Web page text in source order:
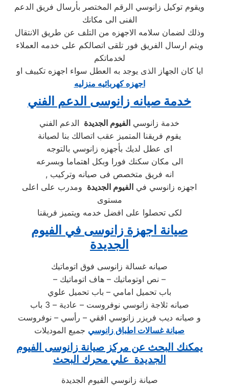
ويقوم توكيل زانوسي الرقم المختصر بأرسال فريق الدعم
الفنى الى مكانك
وذلك لضمان سلامه الاجهزه من التلف عن طريق الانتقال
ويتم ارسال الفريق فور تلقى اتصالكم على خدمه العملاء
لخدماتكم
ايا كان الجهاز الذى يوجد به العطل سواء اجهزه تكييف او
اجهزه كهربائيه منزليه
خدمة صيانه زانوسى الدعم الفني
خدمة زانوسي الفيوم الجديدة الدعم الفني
يقوم فريقنا المتميز عقب اتصالك بنا لصيانة
اى عطل لديك بأجهزه زانوسي بالتوجه
الى مكان سكنك فورا وبكل اهتماما وبسرعه
, انه فريق متخصص فى صيانه وتركيب
اجهزه زانوسي في الفيوم الجديدة ومدرب على اعلى
مستوى
لكى تحصلوا على افضل خدمه ويتميز فريقنا
صيانة اجهزة زانوسى في الفيوم
الجديدة
صيانه غسالة زانوسى فوق اتوماتيك
– نص اوتوماتيك – هاف اتوماتيك –
باب تحميل امامي – باب تحميل علوي
صيانه ثلاجة زانوسي نوفروست – عادية – 3 باب
و صيانه ديب فريزر زانوسي افقي – رأسي – نوفروست
صيانة غسالات اطباق زانوسي جميع الموديلات
يمكنك البحث عن مركز صيانة زانوسى الفيوم
الجديدة علي محرك البحث
صيانة زانوسي الفيوم الجديدة